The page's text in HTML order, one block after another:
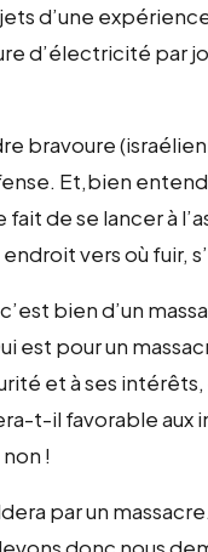
d’une
d’électricité par
bravoure
Et,bien
fait de se lancer à
vers où fuir,
bien d’un
est pour un
et à ses
t-il favorable aux
!
par un